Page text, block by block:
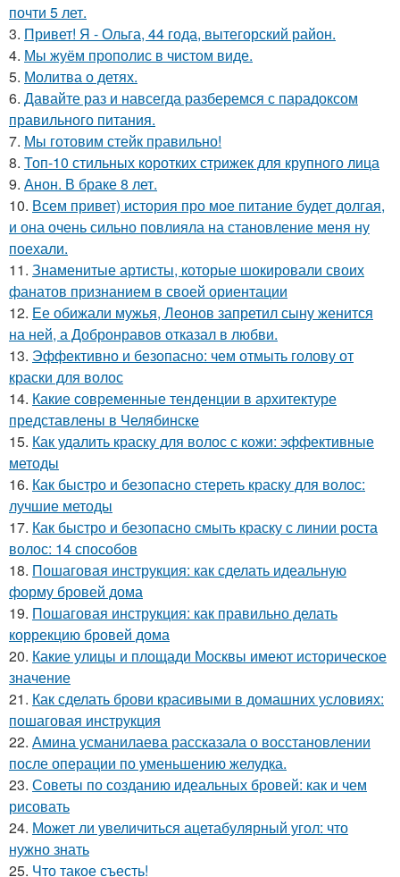
почти 5 лет.
3. Привет! Я - Ольга, 44 года, вытегорский район.
4. Мы жуём прополис в чистом виде.
5. Молитва о детях.
6. Давайте раз и навсегда разберемся с парадоксом
правильного питания.
7. Мы готовим стейк правильно!
8. Топ-10 стильных коротких стрижек для крупного лица
9. Анон. В браке 8 лет.
10. Всем привет) история про мое питание будет долгая,
и она очень сильно повлияла на становление меня ну
поехали.
11. Знаменитые артисты, которые шокировали своих
фанатов признанием в своей ориентации
12. Ее обижали мужья, Леонов запретил сыну женится
на ней, а Добронравов отказал в любви.
13. Эффективно и безопасно: чем отмыть голову от
краски для волос
14. Какие современные тенденции в архитектуре
представлены в Челябинске
15. Как удалить краску для волос с кожи: эффективные
методы
16. Как быстро и безопасно стереть краску для волос:
лучшие методы
17. Как быстро и безопасно смыть краску с линии роста
волос: 14 способов
18. Пошаговая инструкция: как сделать идеальную
форму бровей дома
19. Пошаговая инструкция: как правильно делать
коррекцию бровей дома
20. Какие улицы и площади Москвы имеют историческое
значение
21. Как сделать брови красивыми в домашних условиях:
пошаговая инструкция
22. Амина усманилаева рассказала о восстановлении
после операции по уменьшению желудка.
23. Советы по созданию идеальных бровей: как и чем
рисовать
24. Может ли увеличиться ацетабулярный угол: что
нужно знать
25. Что такое съесть!